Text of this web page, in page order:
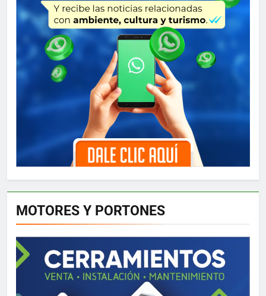
MOTORES Y PORTONES